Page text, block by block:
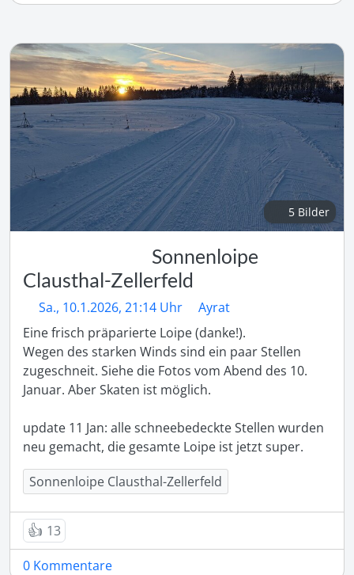
5 Bilder
Sonnenloipe
Clausthal-Zellerfeld
Sa., 10.1.2026, 21:14 Uhr
Ayrat
Eine frisch präparierte Loipe (danke!).
Wegen des starken Winds sind ein paar Stellen
zugeschneit. Siehe die Fotos vom Abend des 10.
Januar. Aber Skaten ist möglich.
update 11 Jan: alle schneebedeckte Stellen wurden
neu gemacht, die gesamte Loipe ist jetzt super.
Sonnenloipe Clausthal-Zellerfeld
👍 13
0 Kommentare